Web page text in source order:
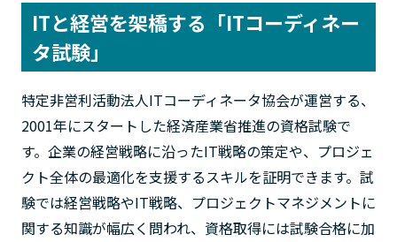
ITと経営を架橋する「ITコーディネー
タ試験」
特定非営利活動法人ITコーディネータ協会が運営する、
2001年にスタートした経済産業省推進の資格試験で
す。企業の経営戦略に沿ったIT戦略の策定や、プロジェ
クト全体の最適化を支援するスキルを証明できます。試
験では経営戦略やIT戦略、プロジェクトマネジメントに
関する知識が幅広く問われ、資格取得には試験合格に加